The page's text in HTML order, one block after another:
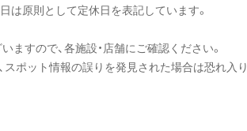
は原則として定休日を表記しています。
ますので、各施設・店舗にご確認ください。
ポット情報の誤りを発見された場合は恐れ入り